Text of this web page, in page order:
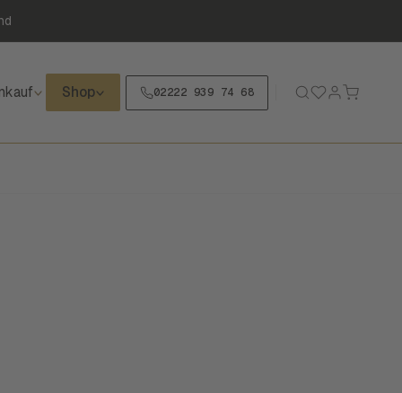
Shop 02222 939 74 68